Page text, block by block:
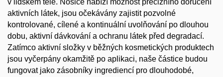
v lidském těle. Nosiče nabízí možnost precizního doručení
aktivních látek, jsou očekávány zajistit pozvolné
kontrolované, cílené a kontinuální uvolňování po dlouhou
dobu, aktivní dávkování a ochranu látek před degradací.
Zatímco aktivní složky v běžných kosmetických produktech
jsou vyčerpány okamžitě po aplikaci, naše částice budou
fungovat jako zásobníky ingrediencí pro dlouhodobé,